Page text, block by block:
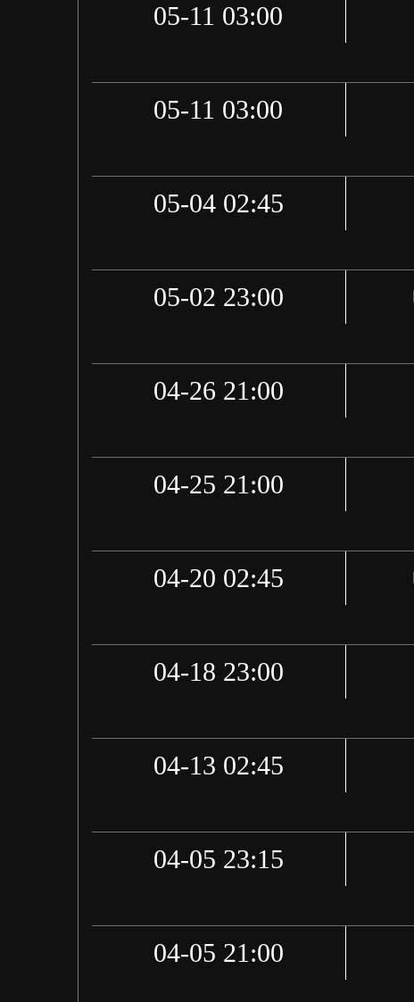
05-11 03:00
05-11 03:00
05-04 02:45
05-02 23:00
04-26 21:00
04-25 21:00
04-20 02:45
04-18 23:00
04-13 02:45
04-05 23:15
04-05 21:00